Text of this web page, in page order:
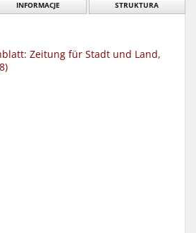
INFORMACJE STRUKTURA
Zeitung für Stadt und Land,